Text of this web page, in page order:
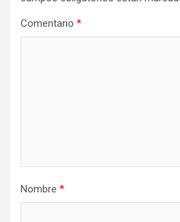
Comentario *
Nombre *